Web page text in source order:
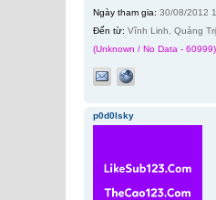
Ngày tham gia: 30/08/2012
Đến từ: Vĩnh Linh, Quảng Trị
(Unknown / No Data - 60999)
p0d0lsky